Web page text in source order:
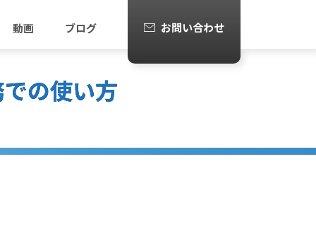
動画 ブログ お問い合わせ
の使い方